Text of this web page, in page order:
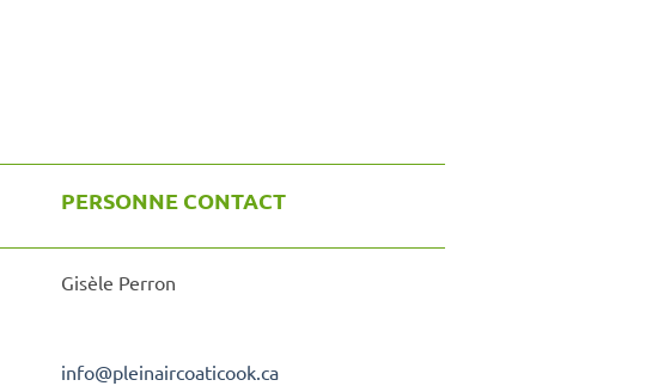
PERSONNE CONTACT
Gisèle Perron
info@pleinaircoaticook.ca